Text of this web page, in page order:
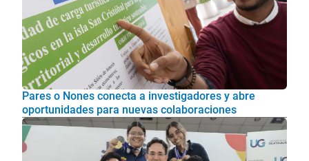
Pares o Nones conecta a investigadores y abre
oportunidades para nuevas colaboraciones